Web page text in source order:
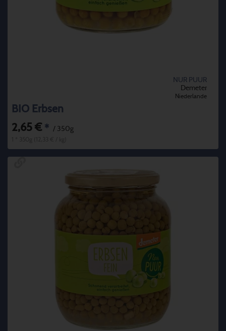
NUR PUUR
Demeter
Niederlande
BIO Erbsen
2,65 € * / 350g